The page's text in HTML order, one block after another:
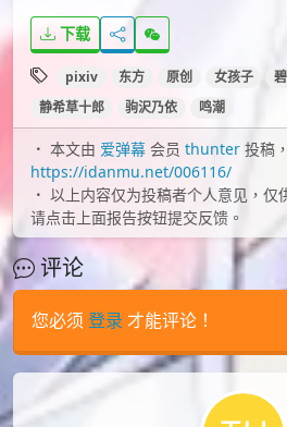
下载
pixiv 东方 原创 女孩子
静希草十郎
驹沢乃依 鸣潮
本文由 爱弹幕 会员 thunter 投稿
https://idanmu.net/006116/
以上内容仅为投稿者个人意见，仅
请点击上面报告按钮提交反馈。
评论
您必须登录 才能评论！